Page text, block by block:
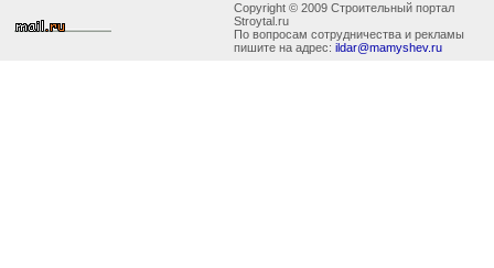
Copyright © 2009 Строительный портал
Stroytal.ru
По вопросам сотрудничества и рекламы
пишите на адрес: ildar@mamyshev.ru